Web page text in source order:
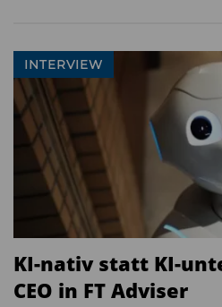
jeder Stufe des
beginnt klassischerweise
wobei wir das auf der
sinnvoll erachten. Aber
schließen wir die
aus. Das sind diejenigen,
internationale Normen
Kontroversen-Systematik
entspricht dies einer roten
aktuell somit rund 30
INTERVIEW
KI-nativ statt KI-
CEO in FT Adviser